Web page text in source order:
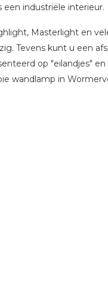
een industriële interieur.
Masterlight en
Tevens kunt u een
op "eilandjes"
wandlamp in